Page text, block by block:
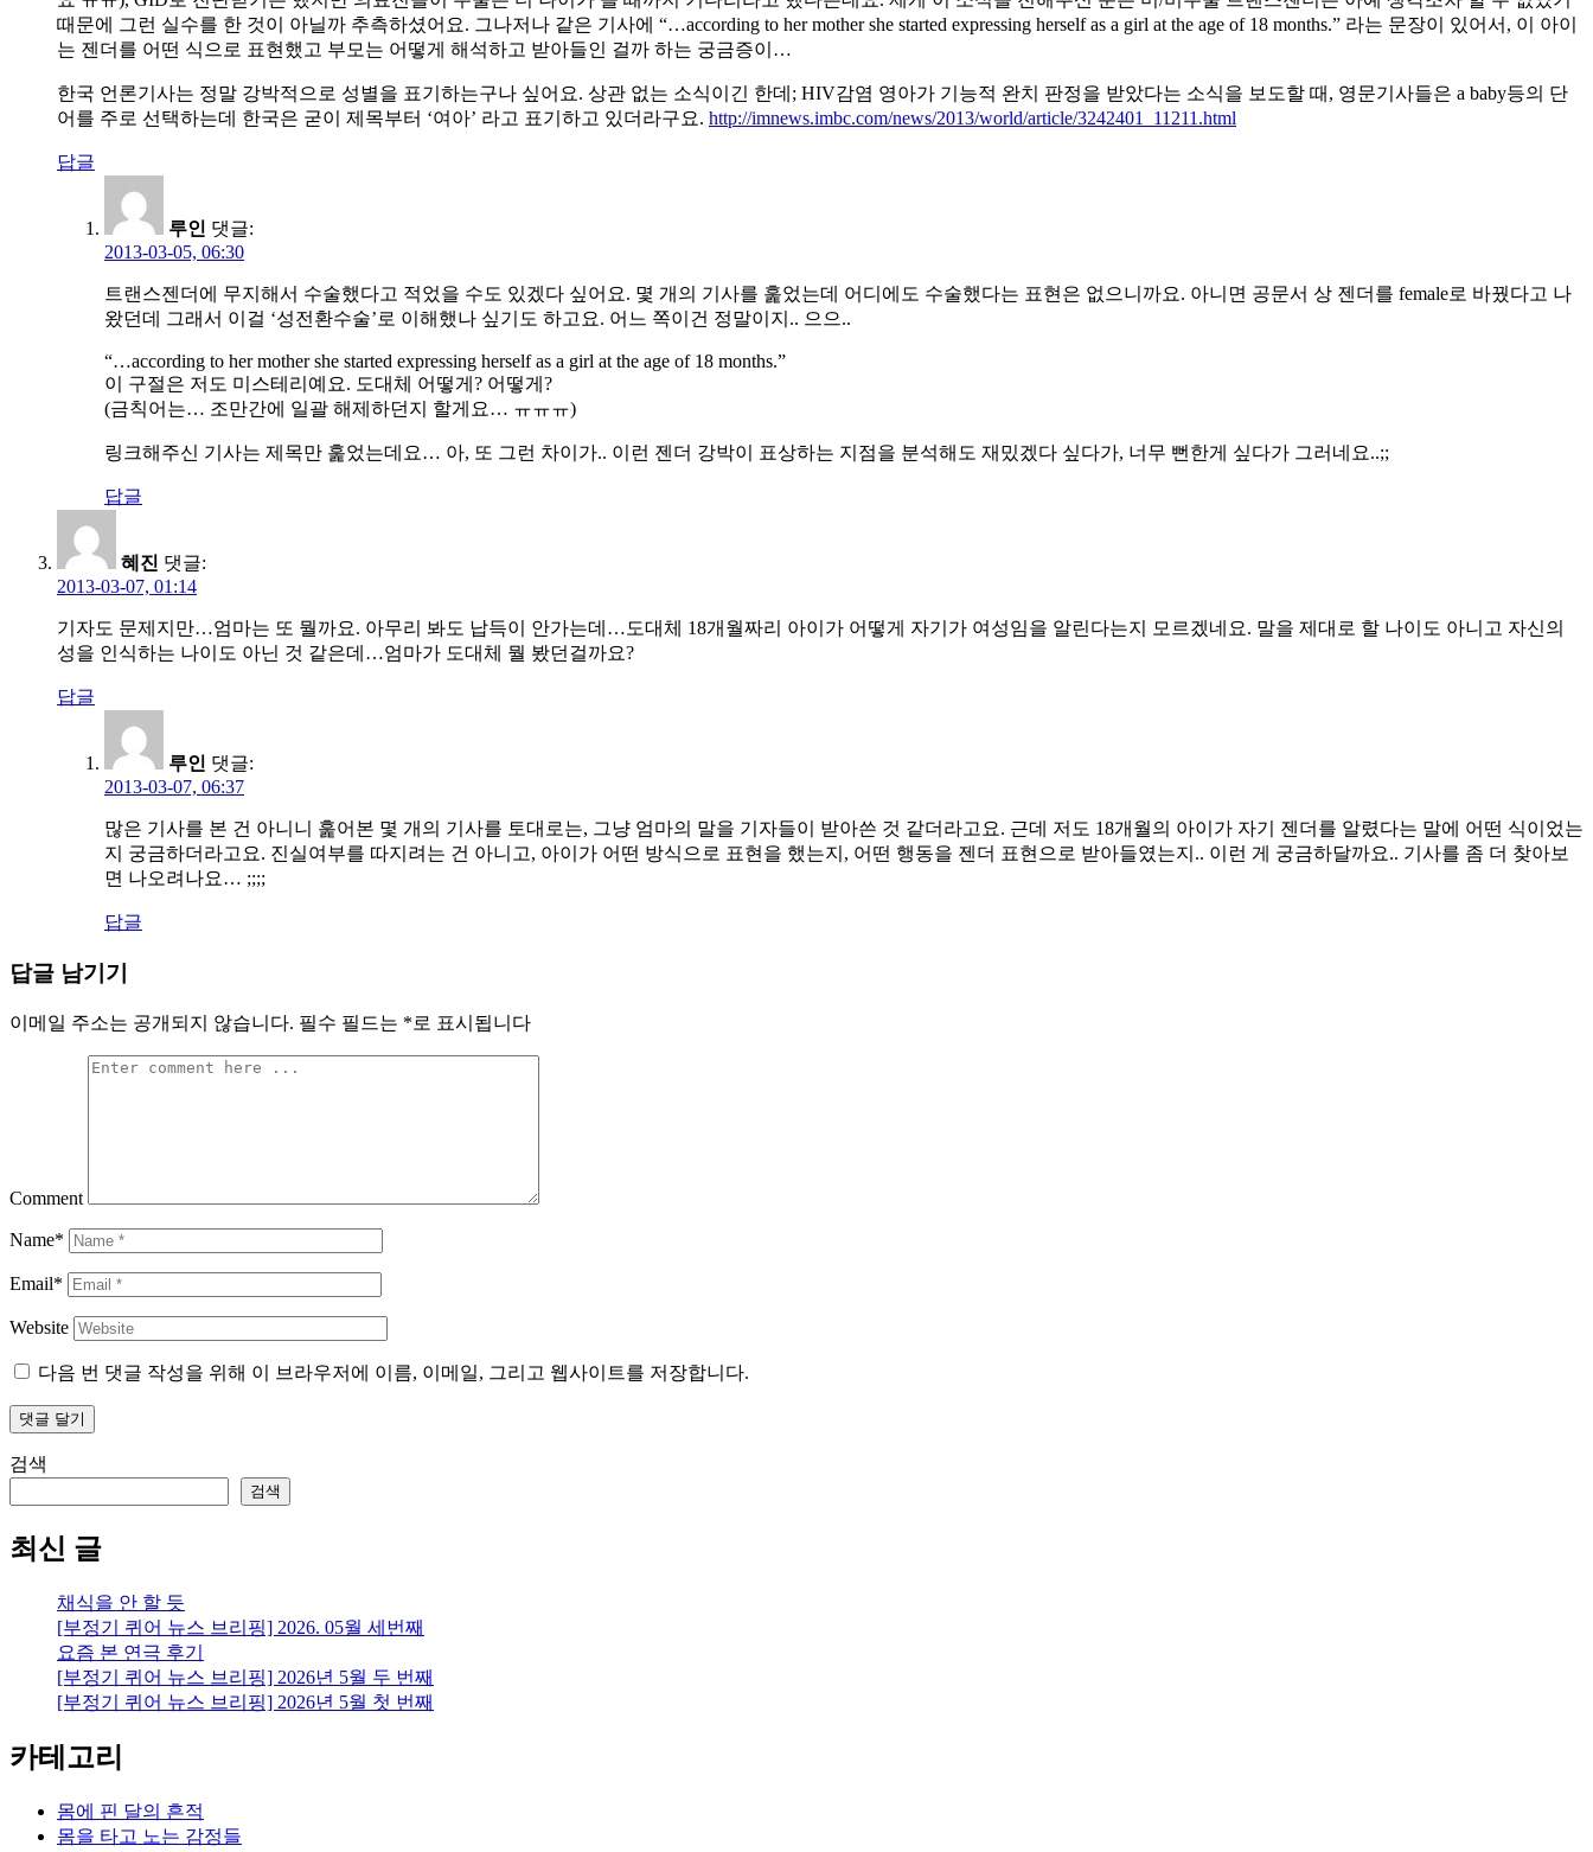
때문에 그런 실수를 한 것이 아닐까 추측하셨어요. 그나저나 같은 기사에 “…according to her mother she started expressing herself as a girl at the age of 18 months.” 라는 문장이 있어서, 이 아이
는 젠더를 어떤 식으로 표현했고 부모는 어떻게 해석하고 받아들인 걸까 하는 궁금증이…
한국 언론기사는 정말 강박적으로 성별을 표기하는구나 싶어요. 상관 없는 소식이긴 한데; HIV감염 영아가 기능적 완치 판정을 받았다는 소식을 보도할 때, 영문기사들은 a baby등의 단
어를 주로 선택하는데 한국은 굳이 제목부터 ‘여아’ 라고 표기하고 있더라구요. http://imnews.imbc.com/news/2013/world/article/3242401_11211.html
답글
루인 댓글:
2013-03-05, 06:30
트랜스젠더에 무지해서 수술했다고 적었을 수도 있겠다 싶어요. 몇 개의 기사를 훑었는데 어디에도 수술했다는 표현은 없으니까요. 아니면 공문서 상 젠더를 female로 바꿨다고 나
왔던데 그래서 이걸 ‘성전환수술’로 이해했나 싶기도 하고요. 어느 쪽이건 정말이지.. 으으..
“…according to her mother she started expressing herself as a girl at the age of 18 months.”
이 구절은 저도 미스테리예요. 도대체 어떻게? 어떻게?
(금칙어는… 조만간에 일괄 해제하던지 할게요… ㅠㅠㅠ)
링크해주신 기사는 제목만 훑었는데요… 아, 또 그런 차이가.. 이런 젠더 강박이 표상하는 지점을 분석해도 재밌겠다 싶다가, 너무 뻔한게 싶다가 그러네요..;;
답글
혜진 댓글:
2013-03-07, 01:14
기자도 문제지만…엄마는 또 뭘까요. 아무리 봐도 납득이 안가는데…도대체 18개월짜리 아이가 어떻게 자기가 여성임을 알린다는지 모르겠네요. 말을 제대로 할 나이도 아니고 자신의
성을 인식하는 나이도 아닌 것 같은데…엄마가 도대체 뭘 봤던걸까요?
답글
루인 댓글:
2013-03-07, 06:37
많은 기사를 본 건 아니니 훑어본 몇 개의 기사를 토대로는, 그냥 엄마의 말을 기자들이 받아쓴 것 같더라고요. 근데 저도 18개월의 아이가 자기 젠더를 알렸다는 말에 어떤 식이었는
지 궁금하더라고요. 진실여부를 따지려는 건 아니고, 아이가 어떤 방식으로 표현을 했는지, 어떤 행동을 젠더 표현으로 받아들였는지.. 이런 게 궁금하달까요.. 기사를 좀 더 찾아보
면 나오려나요… ;;;;
답글
답글 남기기
이메일 주소는 공개되지 않습니다. 필수 필드는 *로 표시됩니다
Comment
Name*
Email*
Website
다음 번 댓글 작성을 위해 이 브라우저에 이름, 이메일, 그리고 웹사이트를 저장합니다.
검색
검색
최신 글
채식을 안 할 듯
[부정기 퀴어 뉴스 브리핑] 2026. 05월 세번째
요즘 본 연극 후기
[부정기 퀴어 뉴스 브리핑] 2026년 5월 두 번째
[부정기 퀴어 뉴스 브리핑] 2026년 5월 첫 번째
카테고리
몸에 핀 달의 흔적
몸을 타고 노는 감정들